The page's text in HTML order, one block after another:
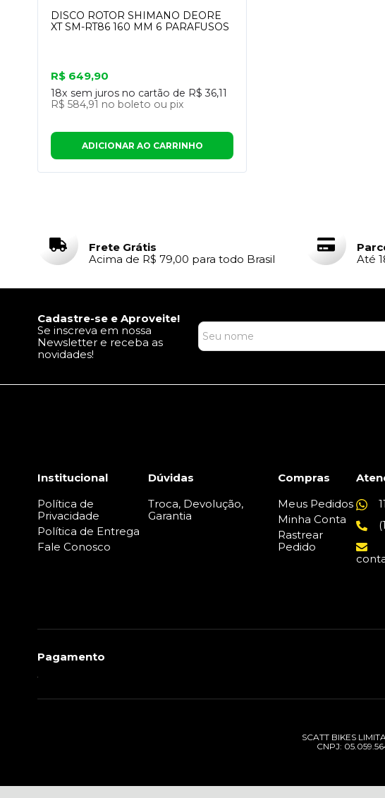
DISCO ROTOR SHIMANO DEORE
XT SM-RT86 160 MM 6 PARAFUSOS
R$ 649,90
18x sem juros no cartão de R$ 36,11
R$ 584,91 no boleto ou pix
ADICIONAR AO CARRINHO
Frete Grátis
Acima de R$ 79,00 para todo Brasil
Até
Cadastre-se e Aproveite!
Se inscreva em nossa
Newsletter e receba as
novidades!
Institucional
Política de
Privacidade
Política de Entrega
Fale Conosco
Dúvidas
Troca, Devolução,
Garantia
Compras
Meus Pedidos
Minha Conta
Rastrear
Pedido
Pagamento
SCATT BIKES
CNPJ: